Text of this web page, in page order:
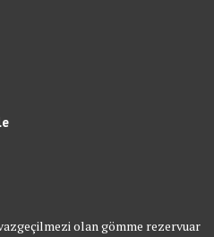
olan gömme rezervuar